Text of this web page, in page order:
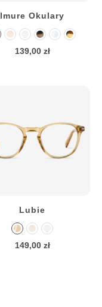
Imure Okulary
139,00 zł
Lubie
149,00 zł